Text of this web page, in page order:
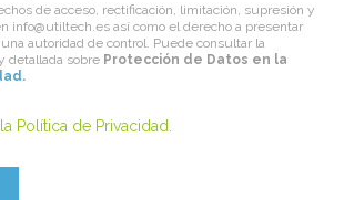
de acceso, rectificación, limitación, supresión y
info@utiltech.es así como el derecho a presentar
autoridad de control. Puede consultar la
detallada sobre Protección de Datos en la
.
la Política de Privacidad